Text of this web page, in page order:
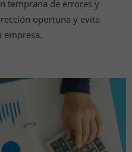
temprana de errores y
oportuna y evita
empresa.